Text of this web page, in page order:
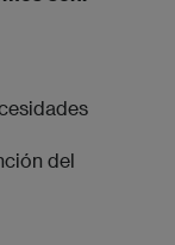
del